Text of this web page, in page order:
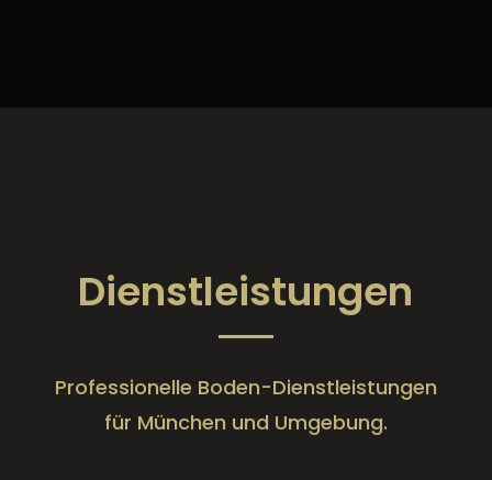
Dienstleistungen
Professionelle Boden-Dienstleistungen
für München und Umgebung.